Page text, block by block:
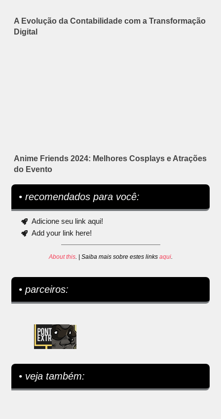
A Evolução da Contabilidade com a Transformação
Digital
Anime Friends 2024: Melhores Cosplays e Atrações
do Evento
• recomendados para você:
Adicione seu link aqui!
Add your link here!
About this. | Saiba mais sobre estes links aqui.
• parceiros:
• veja também: